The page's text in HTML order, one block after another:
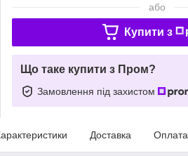
або
Купити з
Що таке купити з Пром?
Замовлення під захистом
Доставка Оплата